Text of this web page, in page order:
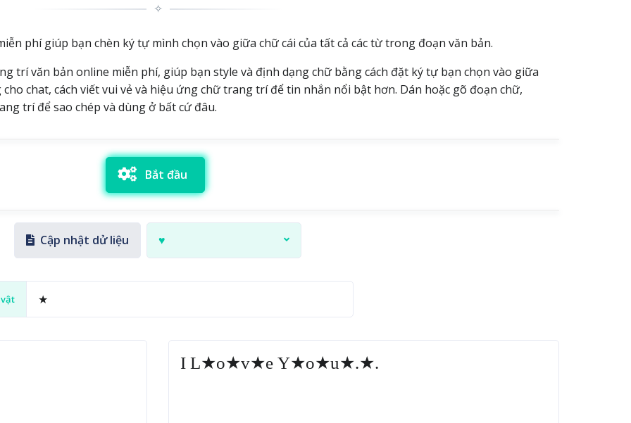
✧
phí giúp bạn chèn ký tự mình chọn vào giữa chữ cái của tất cả các từ trong đoạn văn bản.
trí văn bản online miễn phí, giúp bạn style và định dạng chữ bằng cách đặt ký tự bạn chọn vào giữa
chat, cách viết vui vẻ và hiệu ứng chữ trang trí để tin nhắn nổi bật hơn. Dán hoặc gõ đoạn chữ,
trí để sao chép và dùng ở bất cứ đâu.
Bắt đầu
Cập nhật dử liệu ♥